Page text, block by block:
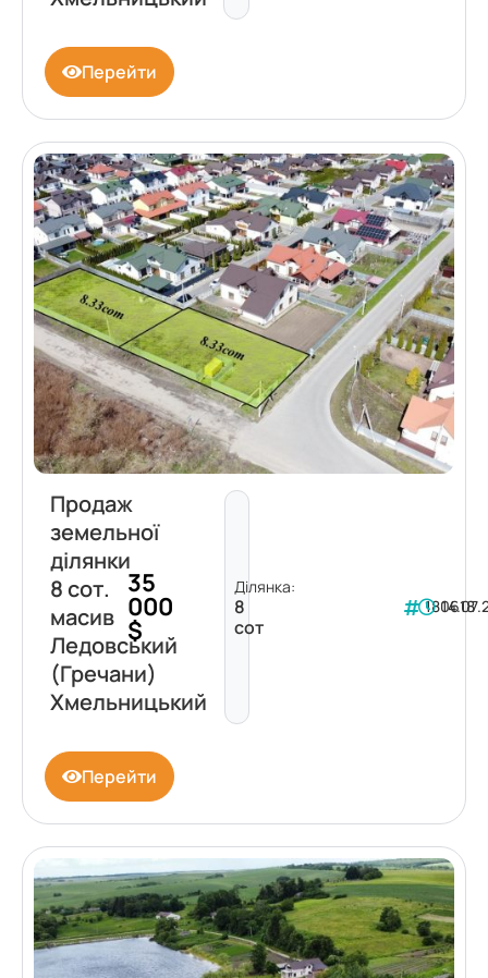
Перейти
Продаж
земельної
ділянки
8 сот.
масив
Ледовський
(Гречани)
Хмельницький
35
000
$
Ділянка:
8
сот
180618
Перейти